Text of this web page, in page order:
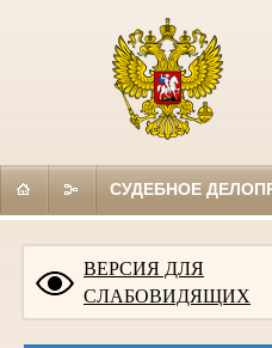
СУДЕБНОЕ
ВЕРСИЯ ДЛЯ
СЛАБОВИДЯЩИХ